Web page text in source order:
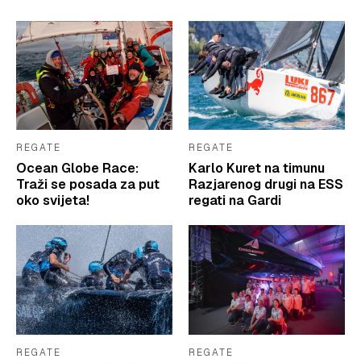
REGATE
Ocean Globe Race:
Traži se posada za put
oko svijeta!
REGATE
Karlo Kuret na timunu
Razjarenog drugi na ESS
regati na Gardi
REGATE REGATE